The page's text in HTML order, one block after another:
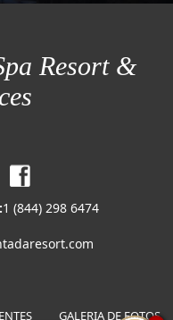
Resort &
1 (844) 298 6474
GALERIA DE FOTOS